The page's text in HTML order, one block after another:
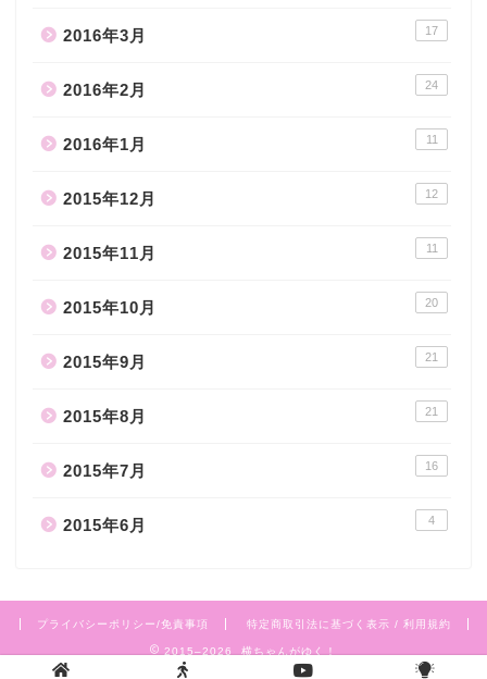
2016年3月 17
2016年2月 24
2016年1月 11
2015年12月 12
2015年11月 11
2015年10月 20
2015年9月 21
2015年8月 21
2015年7月 16
2015年6月 4
プライバシーポリシー/免責事項 特定商取引法に基づく表示 / 利用規約
2015–2026 横ちゃんがゆく！